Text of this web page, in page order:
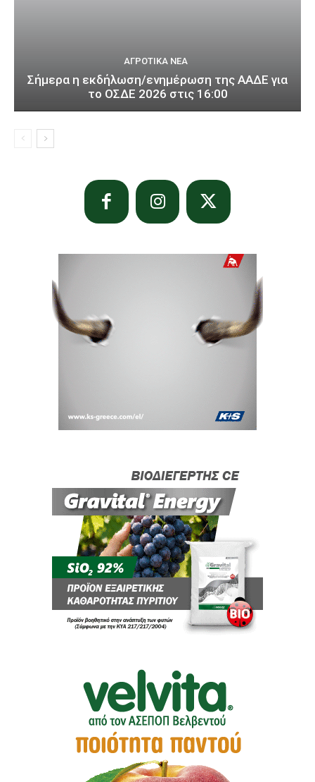
ΑΓΡΟΤΙΚΆ ΝΈΑ
Σήμερα η εκδήλωση/ενημέρωση της ΑΑΔΕ για
το ΟΣΔΕ 2026 στις 16:00